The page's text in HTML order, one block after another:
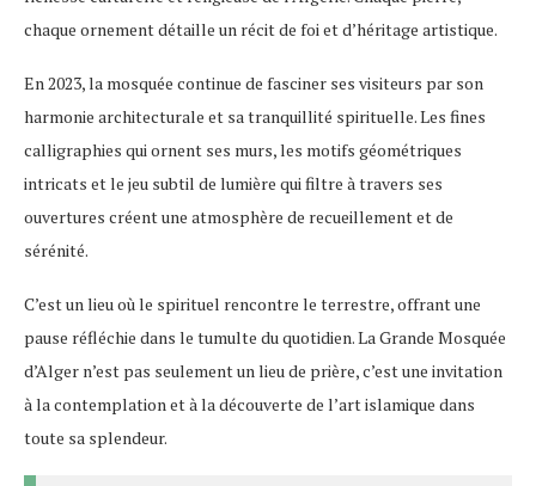
chaque ornement détaille un récit de foi et d’héritage artistique.
En 2023, la mosquée continue de fasciner ses visiteurs par son
harmonie architecturale et sa tranquillité spirituelle. Les fines
calligraphies qui ornent ses murs, les motifs géométriques
intricats et le jeu subtil de lumière qui filtre à travers ses
ouvertures créent une atmosphère de recueillement et de
sérénité.
C’est un lieu où le spirituel rencontre le terrestre, offrant une
pause réfléchie dans le tumulte du quotidien. La Grande Mosquée
d’Alger n’est pas seulement un lieu de prière, c’est une invitation
à la contemplation et à la découverte de l’art islamique dans
toute sa splendeur.